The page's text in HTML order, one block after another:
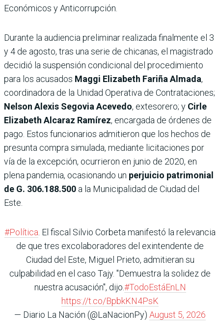
Económicos y Anticorrupción.
Durante la audiencia preliminar realizada finalmente el 3
y 4 de agosto, tras una serie de chicanas, el magistrado
decidió la suspensión condicional del procedimiento
para los acusados Maggi Elizabeth Fariña Almada,
coordinadora de la Unidad Operativa de Contrataciones;
Nelson Alexis Segovia Acevedo, extesorero; y Cirle
Elizabeth Alcaraz Ramírez, encargada de órdenes de
pago. Estos funcionarios admitieron que los hechos de
presunta compra simulada, mediante licitaciones por
vía de la excepción, ocurrieron en junio de 2020, en
plena pandemia, ocasionando un perjuicio patrimonial
de G. 306.188.500 a la Municipalidad de Ciudad del
Este.
#Política . El fiscal Silvio Corbeta manifestó la relevancia
de que tres excolaboradores del exintendente de
Ciudad del Este, Miguel Prieto, admitieran su
culpabilidad en el caso Tajy. "Demuestra la solidez de
nuestra acusación", dijo.#TodoEstáEnLN
https://t.co/BpbkKN4PsK
— Diario La Nación (@LaNacionPy) August 5, 2026